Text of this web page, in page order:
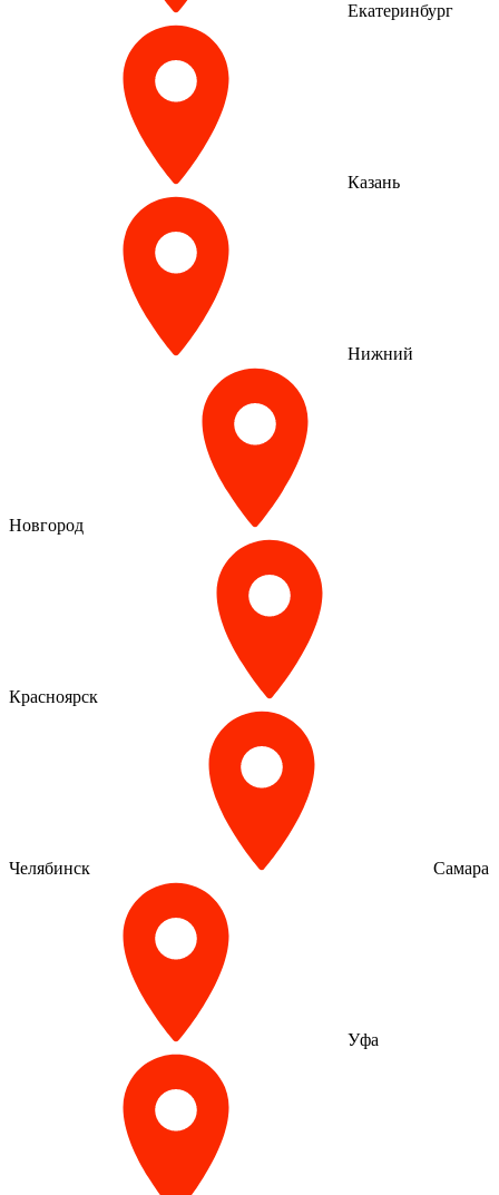
Екатеринбург
Казань
Нижний
Новгород
Красноярск
Челябинск Самара
Уфа